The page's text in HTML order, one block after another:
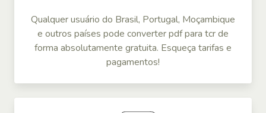
Qualquer usuário do Brasil, Portugal, Moçambique
e outros países pode converter pdf para tcr de
forma absolutamente gratuita. Esqueça tarifas e
pagamentos!